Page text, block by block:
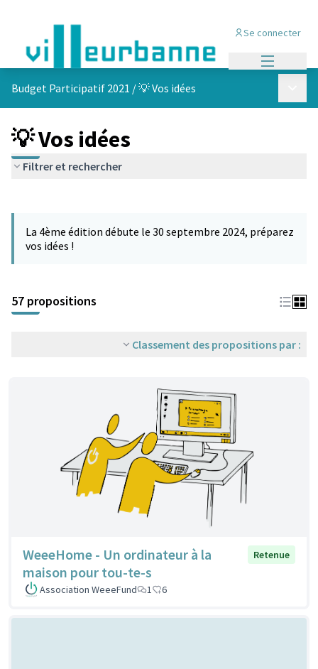
Se connecter
Budget Participatif 2021 /💡 Vos idées
💡 Vos idées
Filtrer et rechercher
La 4ème édition débute le 30 septembre 2024, préparez
vos idées !
57 propositions
Classement des propositions par :
WeeeHome - Un ordinateur à la
maison pour tou-te-s
Retenue
Association WeeeFund 1 6